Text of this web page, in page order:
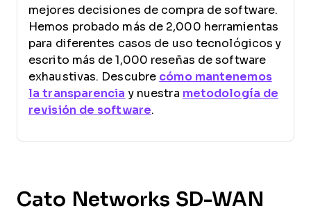
mejores decisiones de compra de software.
Hemos probado más de 2,000 herramientas
para diferentes casos de uso tecnológicos y
escrito más de 1,000 reseñas de software
exhaustivas. Descubre cómo mantenemos
la transparencia y nuestra metodología de
revisión de software.
Cato Networks SD-WAN